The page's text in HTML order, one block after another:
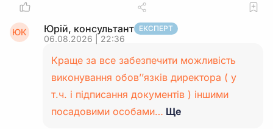
ЮК Юрій, консультант ЕКСПЕРТ
06.08.2026 | 22:36
Краще за все забезпечити можливість
виконування обов’’язків директора ( у
т.ч. і підписання документів ) іншими
посадовими особами… Ще